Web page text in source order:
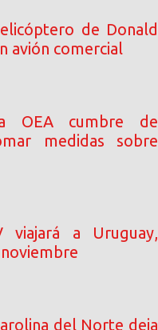
de Donald
avión comercial
OEA cumbre de
medidas sobre
viajará a Uruguay,
del Norte deja